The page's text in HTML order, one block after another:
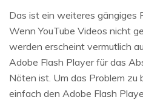
Das ist ein weiteres gängiges
Wenn YouTube Videos nicht
werden erscheint vermutlich
Adobe Flash Player für das
Nöten ist. Um das Problem zu
einfach den Adobe Flash